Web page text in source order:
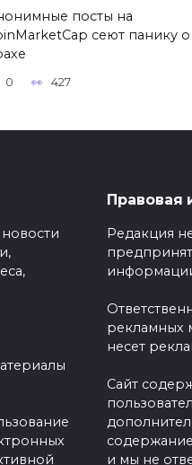
посты на
сеют панику о
0 427
Правовая
Редакция
рекламных
несет
Сайт
и мы не